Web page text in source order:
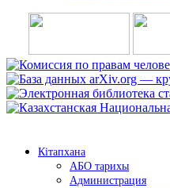
Кітапхана
АБО тарихы
Администрация